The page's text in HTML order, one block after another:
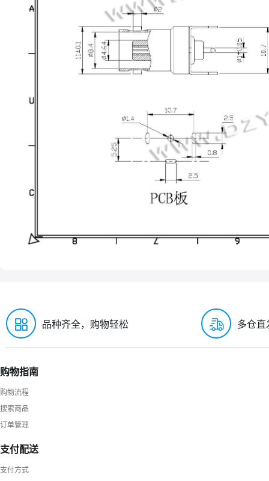
品种齐全，购物轻松 多仓直
购物指南
购物流程
搜索商品
订单管理
支付配送
支付方式